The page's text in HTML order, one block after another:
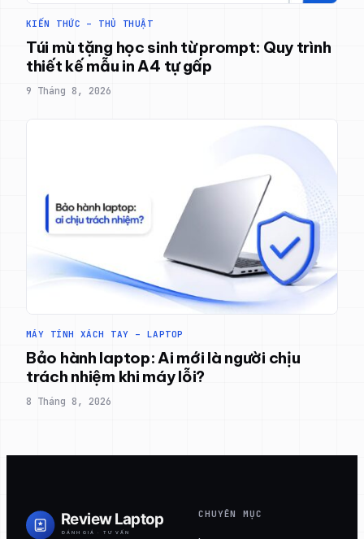
KIẾN THỨC – THỦ THUẬT
Túi mù tặng học sinh từ prompt: Quy trình
thiết kế mẫu in A4 tự gấp
9 Tháng 8, 2026
MÁY TÍNH XÁCH TAY – LAPTOP
Bảo hành laptop: Ai mới là người chịu
trách nhiệm khi máy lỗi?
8 Tháng 8, 2026
CHUYÊN MỤC